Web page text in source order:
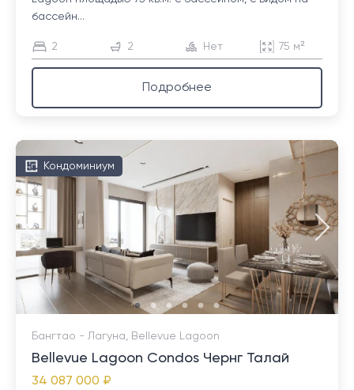
бассейн...
2 2 Нет 75 м²
Подробнее
Кондоминиум
Бангтао - Лагуна, Bellevue Lagoon
Bellevue Lagoon Condos Чернг Талай
34 087 000 ₽